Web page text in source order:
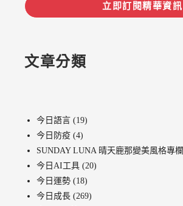
立即訂閱精華資訊
文章分類
今日語言 (19)
今日防疫 (4)
SUNDAY LUNA 晴天鹿那變美風格專欄
今日AI工具 (20)
今日運勢 (18)
今日成長 (269)